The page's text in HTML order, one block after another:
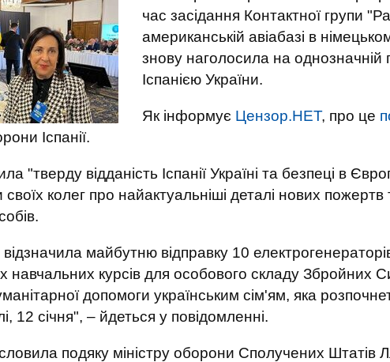
час засідання Контактної групи
американській авіабазі в
знову наголосила на однозначній
Іспанією України.
Як інформує Цензор.НЕТ, про це
Іспанії.
"тверду відданість Іспанії Україні та безпеці в
колег про найактуальніші деталі нових пожертв
майбутню відправку 10
навчальних курсів для особового складу Збройних
допомоги українським сім'ям, яка
12 січня", – йдеться у повідомленні.
подяку міністру оборони Сполучених Штатів